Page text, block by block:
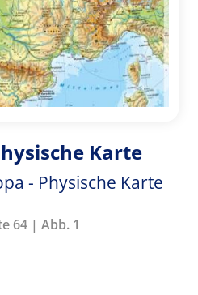
Karte
- Physische Karte
64 | Abb. 1